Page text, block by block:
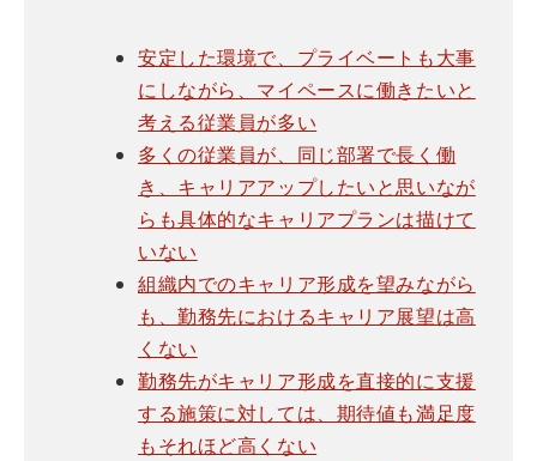
安定した環境で、プライベートも大事
にしながら、マイペースに働きたいと
考える従業員が多い
多くの従業員が、同じ部署で長く働
き、キャリアアップしたいと思いなが
らも具体的なキャリアプランは描けて
いない
組織内でのキャリア形成を望みながら
も、勤務先におけるキャリア展望は高
くない
勤務先がキャリア形成を直接的に支援
する施策に対しては、期待値も満足度
もそれほど高くない